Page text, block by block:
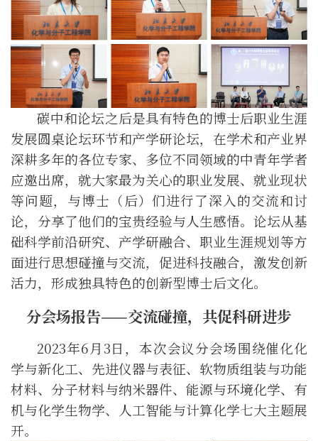
碳中和论坛之后是具有特色的博士后职业生涯
发展圆桌论坛环节和产学研论坛，在学术和产业界
深耕多年的各位专家、多位不同领域的中青年学者
应邀出席，就大家最为关心的职业发展、就业现状
等问题，与博士（后）们进行了深入的交流和讨
论，分享了他们的宝贵经验与人生感悟。 论坛从基
础科学前沿研究、产学研融合、职业生涯规划等方
面进行思想碰撞与交流，促进科技融合，激发创新
活力，形成独具特色的创新型博士后文化。
分会场报告——交流碰撞， 共促科研进步
2023年6月3日，本次会议分会场围绕催化化
学与新化工、先进仪器与表征、软物质组装与功能
材料、分子材料与纳米器件、能源与环境化学、有
机与化学生物学、人工智能与计算化学七大主题展
开。